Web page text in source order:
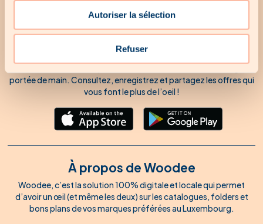
Autoriser la sélection
Refuser
Téléchargez notre app’
dans le store de votre choix.
portée de main. Consultez, enregistrez et partagez les offres qui
vous font le plus de l’oeil !
À propos de Woodee
Woodee, c’est la solution 100% digitale et locale qui permet
d’avoir un œil (et même les deux) sur les catalogues, folders et
bons plans de vos marques préférées au Luxembourg.